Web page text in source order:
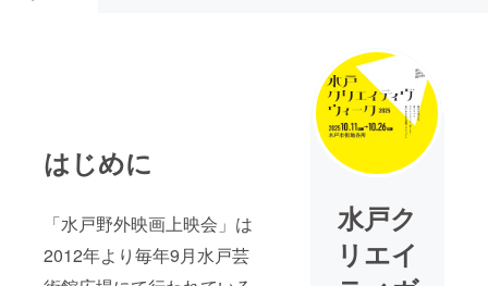
はじめに
「水戸野外映画上映会」は
2012年より毎年9月水戸芸
水戸ク
リエイ